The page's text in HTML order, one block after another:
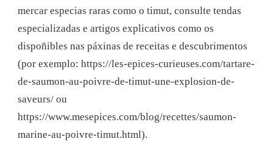
mercar especias raras como o timut, consulte tendas
especializadas e artigos explicativos como os
dispoñibles nas páxinas de receitas e descubrimentos
(por exemplo: https://les-epices-curieuses.com/tartare-
de-saumon-au-poivre-de-timut-une-explosion-de-
saveurs/ ou
https://www.mesepices.com/blog/recettes/saumon-
marine-au-poivre-timut.html).